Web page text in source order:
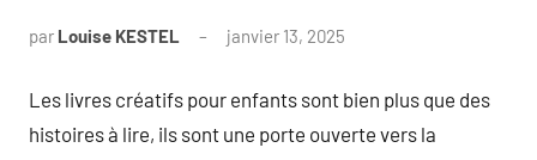
par Louise KESTEL janvier 13, 2025
Les livres créatifs pour enfants sont bien plus que des
histoires à lire, ils sont une porte ouverte vers la